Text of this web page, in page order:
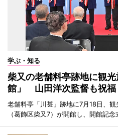
学ぶ・知る
柴又の老舗料亭跡地に観
館」 山田洋次監督も祝福
老舗料亭「川甚」跡地に7月18日、観
（葛飾区柴又7）が開館し、開館記念